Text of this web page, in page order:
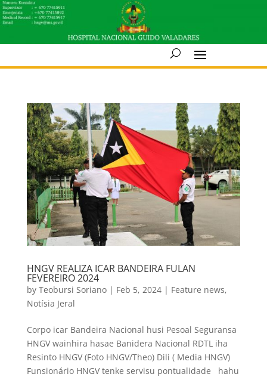
HNGV REALIZA ICAR BANDEIRA FULAN
FEVEREIRO 2024
by Teobursi Soriano| Feb 5, 2024| Feature news,
Notísia Jeral
Corpo icar Bandeira Nacional husi Pesoal Seguransa
HNGV wainhira hasae Banidera Nacional RDTL iha
Resinto HNGV (Foto HNGV/Theo) Dili ( Media HNGV)
Funsionário HNGV tenke servisu pontualidade hahu